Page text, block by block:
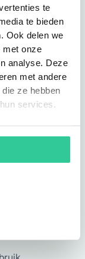
te
te bieden
Ook delen we
met onze
analyse. Deze
met andere
ze hebben
services.